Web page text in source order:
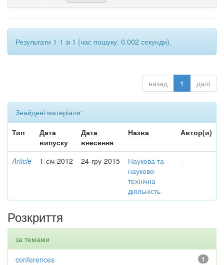
Результати 1-1 зі 1 (час пошуку: 0.002 секунди).
назад 1 далі
Знайдені матеріали:
Тип
Дата
випуску
Дата
внесення
Назва Автор(и)
Article 1-січ-2012 24-гру-2015
Наукова та
науково-
технічна
діяльність
-
Розкриття
за темами
1
conferences